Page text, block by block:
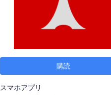
購読
スマホアプリ